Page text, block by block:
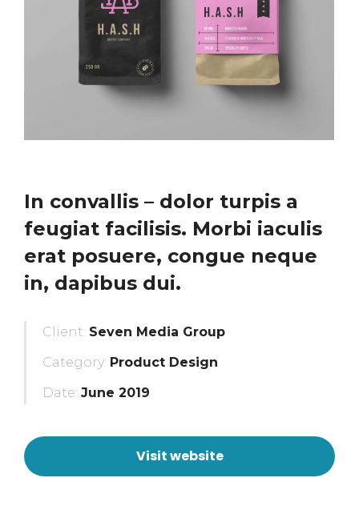
In convallis – dolor turpis a
feugiat facilisis. Morbi iaculis
erat posuere, congue neque
in, dapibus dui.
Client: Seven Media Group
Category: Product Design
Date: June 2019
Visit website